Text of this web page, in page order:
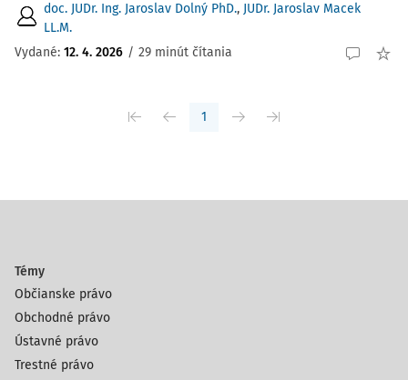
doc. JUDr. Ing. Jaroslav Dolný PhD., JUDr. Jaroslav Macek
LL.M.
Vydané: 12. 4. 2026 / 29 minút čítania
1
Témy
Občianske právo
Obchodné právo
Ústavné právo
Trestné právo